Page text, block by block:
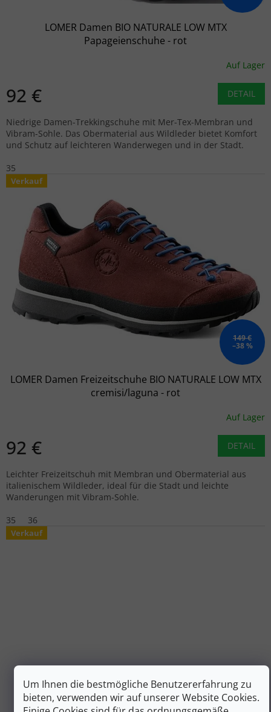
Um Ihnen die bestmögliche Benutzererfahrung zu
bieten, verwenden wir auf unserer Website Cookies.
LOMER Damen BIO NATURALE LOW MTX
Papageienschuhe - rot
Auf Lager
92 € DETAIL
Niedrige Damen-Trekkingschuhe mit Mer-Tex-Membran und
Vibram-Sohle. Das Obermaterial aus Wildleder bietet Komfort
und Schutz auf leichteren Wanderwegen und in der Stadt.
35
Verkauf
149 €
–38 %
LOMER Damen Freizeitschuhe BIO NATURALE LOW MTX
cremisi/laguna - rot
Auf Lager
92 € DETAIL
Leichter Freizeitschuh mit Membran und Obermaterial aus
italienischem Wildleder, ideal für die Stadt und leichte
Wanderungen mit Vibram-Sohle.
35
36
Verkauf
136 €
–38 %